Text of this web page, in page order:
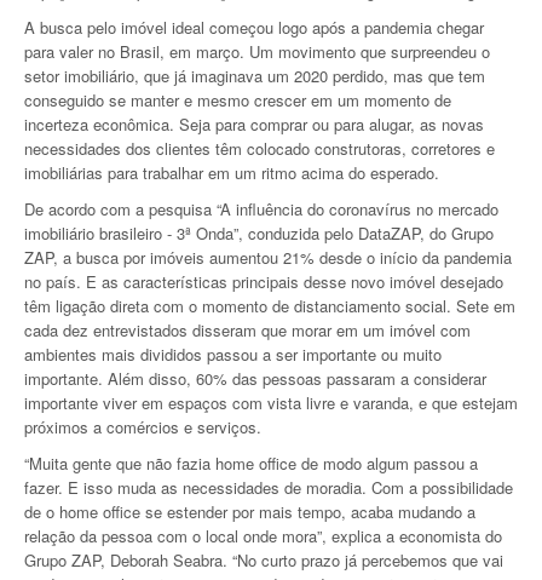
A busca pelo imóvel ideal começou logo após a pandemia chegar
para valer no Brasil, em março. Um movimento que surpreendeu o
setor imobiliário, que já imaginava um 2020 perdido, mas que tem
conseguido se manter e mesmo crescer em um momento de
incerteza econômica. Seja para comprar ou para alugar, as novas
necessidades dos clientes têm colocado construtoras, corretores e
imobiliárias para trabalhar em um ritmo acima do esperado.
De acordo com a pesquisa “A influência do coronavírus no mercado
imobiliário brasileiro - 3ª Onda”, conduzida pelo DataZAP, do Grupo
ZAP, a busca por imóveis aumentou 21% desde o início da pandemia
no país. E as características principais desse novo imóvel desejado
têm ligação direta com o momento de distanciamento social. Sete em
cada dez entrevistados disseram que morar em um imóvel com
ambientes mais divididos passou a ser importante ou muito
importante. Além disso, 60% das pessoas passaram a considerar
importante viver em espaços com vista livre e varanda, e que estejam
próximos a comércios e serviços.
“Muita gente que não fazia home office de modo algum passou a
fazer. E isso muda as necessidades de moradia. Com a possibilidade
de o home office se estender por mais tempo, acaba mudando a
relação da pessoa com o local onde mora”, explica a economista do
Grupo ZAP, Deborah Seabra. “No curto prazo já percebemos que vai